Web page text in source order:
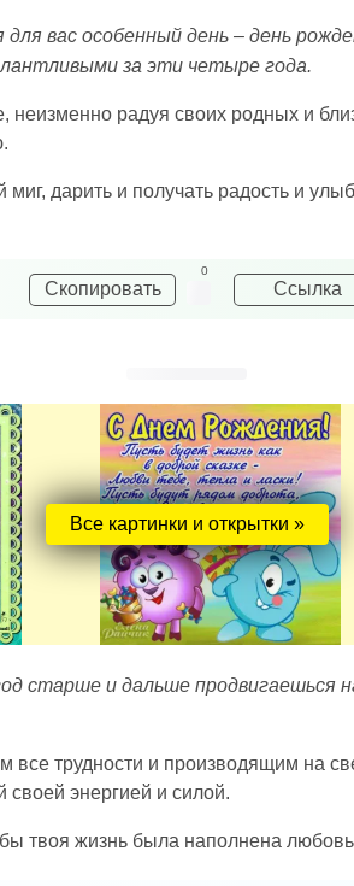
для вас особенный день – день
за эти четыре года.
радуя своих родных и
дарить и получать радость и
Скопировать
0
Ссылка
Все картинки и открытки »
старше и дальше продвигаешься
трудности и производящим на
своей энергией и силой.
твоя жизнь была наполнена